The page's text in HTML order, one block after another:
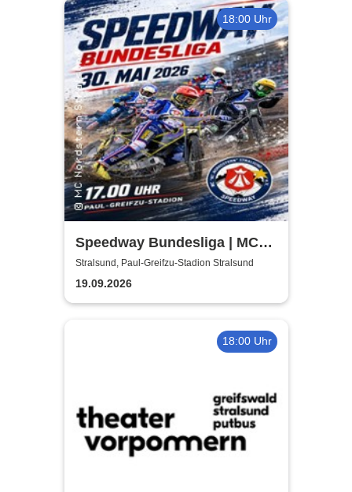
18:00 Uhr
Speedway Bundesliga | MC
Nordstern Stralsund
Stralsund, Paul-Greifzu-Stadion Stralsund
19.09.2026
18:00 Uhr